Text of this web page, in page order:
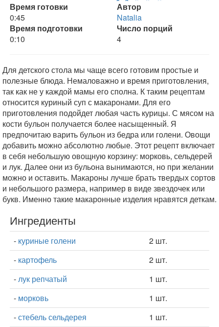
Время готовки
0:45
Автор
Natalia
Время подготовки
0:10
Число порций
4
Для детского стола мы чаще всего готовим простые и
полезные блюда. Немаловажно и время приготовления,
так как не у каждой мамы его сполна. К таким рецептам
относится куриный суп с макаронами. Для его
приготовления подойдет любая часть курицы. С мясом на
кости бульон получается более насыщенный. Я
предпочитаю варить бульон из бедра или голени. Овощи
добавить можно абсолютно любые. Этот рецепт включает
в себя небольшую овощную корзину: морковь, сельдерей
и лук. Далее они из бульона вынимаются, но при желании
можно и оставить. Макароны лучше брать твердых сортов
и небольшого размера, например в виде звездочек или
букв. Именно такие макаронные изделия нравятся деткам.
Ингредиенты
- куриные голени
2 шт.
- картофель
2 шт.
-лук репчатый
1 шт.
- морковь
1 шт.
-стебель сельдерея
1 шт.